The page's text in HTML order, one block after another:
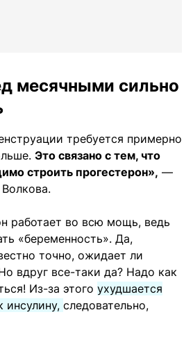
месячными сильно
требуется примерно
Это связано с тем, что
строить прогестерон», —
работает во всю мощь, ведь
«беременность». Да,
точно, ожидает ли
вдруг все-таки да? Надо как
Из-за этого ухудшается
инсулину, следовательно,